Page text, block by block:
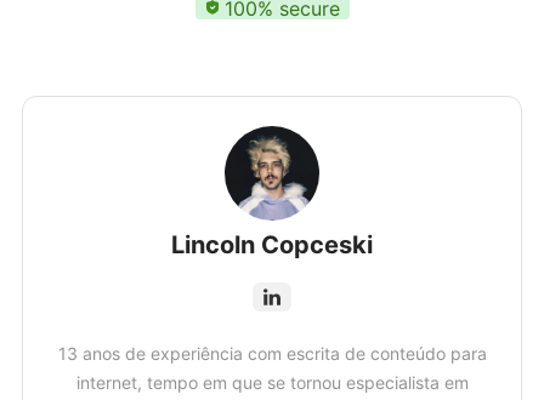
100% secure
Lincoln Copceski
13 anos de experiência com escrita de conteúdo para
internet, tempo em que se tornou especialista em